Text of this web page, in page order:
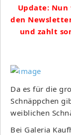
Update:
den
und zahlt
Da es für die
Schnäppchen
weiblichen
Bei Galeria